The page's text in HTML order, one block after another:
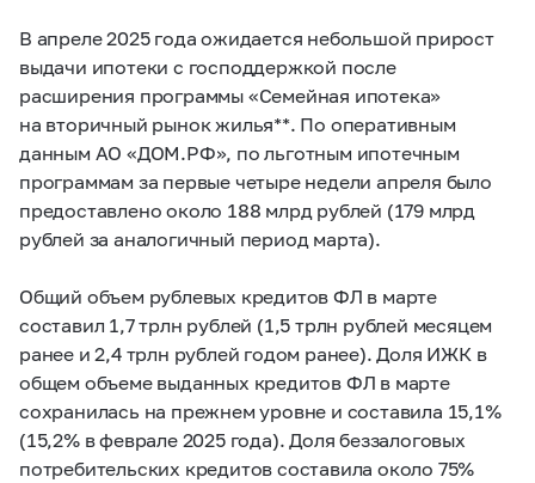
В апреле 2025 года ожидается небольшой прирост
выдачи ипотеки с господдержкой после
расширения программы «Семейная ипотека»
на вторичный рынок жилья**. По оперативным
данным АО «ДОМ.РФ», по льготным ипотечным
программам за первые четыре недели апреля было
предоставлено около 188 млрд рублей (179 млрд
рублей за аналогичный период марта).
Общий объем рублевых кредитов ФЛ в марте
составил 1,7 трлн рублей (1,5 трлн рублей месяцем
ранее и 2,4 трлн рублей годом ранее). Доля ИЖК в
общем объеме выданных кредитов ФЛ в марте
сохранилась на прежнем уровне и составила 15,1%
(15,2% в феврале 2025 года). Доля беззалоговых
потребительских кредитов составила около 75%